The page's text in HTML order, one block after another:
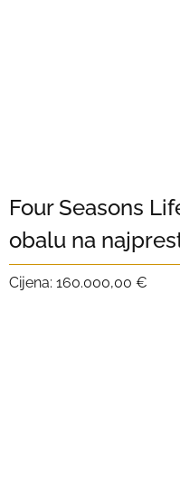
Four Seasons
obalu na
Cijena: 160.000,00 €